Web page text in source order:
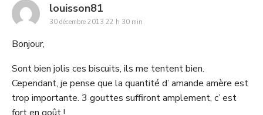
louisson81
30 décembre 2013 22 h 30 min
Bonjour,
Sont bien jolis ces biscuits, ils me tentent bien.
Cependant, je pense que la quantité d’ amande amère est
trop importante. 3 gouttes suffiront amplement, c’ est